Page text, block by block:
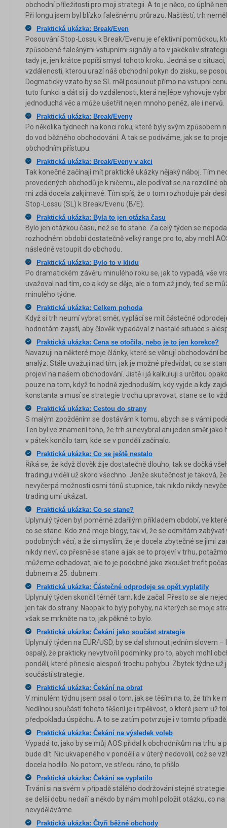
obchodní příležitosti pro moji strategii. A to je něco, co úplně
Při longu jsem byl blízko falešnému průrazu. Naštěstí, trh
Praktická ukázka: Break/Even
Posouvání Stop-Lossu k Break/Evenu je efektivní pomůckou,
způsobené falešnými vstupními signály a to v jakékoliv
tady je, jen krátce popíši smysl tohoto kroku. Jedná se o
vzdálenosti, kterou urazí náš obchodní pokyn do zisku, se
Dogmaticky vzato by se SL měl posunout přímo na vstupní
tuto funkci a dát si ji do vzdálenosti, která nejlépe vyhovuje
jednoduchá věc a může ušetřit nejen mnoho peněz, ale i nervů.
Praktická ukázka: Break/Eveny
Po několika týdnech na konci roku, které byly svým způsobem
do vod běžného obchodování. A tak se podíváme, jak se to
obchodním přístupu.
Praktická ukázka: Break/Eveny v akci
Tak konečně začínají mít praktické ukázky nějaký náboj. Tím
provedených obchodů je k ničemu, ale podívat se na rozdílné
mi zdá docela zakjímavé. Tím spíš, že o tom rozhoduje pár
Stop-Lossu (SL) k Break/Evenu (B/E).
Praktická ukázka: Byla to jen otázka času
Bylo jen otázkou času, než se to stane. Za celý týden se
rozhodném období dostatečně velký range pro to, aby mohl
následně vstoupit do obchodu.
Praktická ukázka: Bylo to v klidu
Po dramatickém závěru minulého roku se, jak to vypadá, vše
uvažoval nad tím, co a kdy se děje, ale o tom až jindy, teď se
minulého týdne.
Praktická ukázka: Celkem pohoda
Když si trh neumí vybrat směr, vyplácí se mít částečné
hodnotám zajistí, aby člověk vypadával z nastalé situace s
Praktická ukázka: Cena se otočila, nebo je to jen korekce?
Navazuji na některé moje články, které se věnují obchodování
analýz. Stále uvažuji nad tím, jak je možné předvídat, co se
projeví na našem obchodování. Jistě i já kalkuluji s určitou
pouze na tom, když to hodně zjednoduším, kdy vyjde a kdy
konstanta a musí se strategie trochu upravovat, stane se to
Praktická ukázka: Cestou do strany
S malým zpožděním se dostávám k tomu, abych se s vámi
Ten byl ve znamení toho, že trh si nevybral ani jeden směr jako
v pátek končilo tam, kde se v pondělí začínalo.
Praktická ukázka: Co se ještě nestalo
Říká se, že když člověk žije dostatečně dlouho, tak se dočká
tradingu viděli už skoro všechno. Jenže skutečnost je taková,
nevyčerpá možnosti osmi tónů stupnice, tak nikdo nikdy
trading umí ukázat.
Praktická ukázka: Co se stane?
Uplynulý týden byl poměrně zdařilým příkladem období, ve
co se stane. Kdo zná moje blogy, tak ví, že se odmítám
podobných věcí, a že si myslím, že je docela zbytečné se jimi
nikdy neví, co přesně se stane a jak se to projeví v trhu,
můžeme odhadovat, ale to je podobné jako zkoušet trefit
dubnem a 25. dubnem.
Praktická ukázka: Částečné odprodeje se opět vyplatily
Uplynulý týden skončil téměř tam, kde začal. Přesto se ale
jen tak do strany. Naopak to byly pohyby, na kterých se moje
však se mrkněte na to, jak pěkné to bylo.
Praktická ukázka: Čekání jako součást strategie
Uplynulý týden na EUR/USD, by se dal shrnout jedním slovem
ospalý, že prakticky nevytvořil podmínky pro to, abych mohl
pondělí, které přineslo alespoň trochu pohybu. Zbytek týdne už
součástí strategie.
Praktická ukázka: Čekání na obrat
V minulém týdnu jsem psal o tom, jak se těším na to, že trh ke
Nedílnou součástí tohoto těšení je i trpělivost, o které jsem už
předpokladu úspěchu. A to se zatím potvrzuje i v tomto případě.
Praktická ukázka: Čekání na výsledek voleb
Vypadá to, jako by se můj AOS přidal k obchodníkům na trhu a
bude dít. Nic ukvapeného v pondělí a v úterý nedovolil, což se
docela hodilo. No potom, ve středu ráno, to přišlo.
Praktická ukázka: Čekání se vyplatilo
Trvání si na svém v případě stálého dodržování stejné strategie
se delší dobu nedaří a někdo by nám mohl položit otázku, co
nevyděláváme.
Praktická ukázka: Čtyři běžné obchody